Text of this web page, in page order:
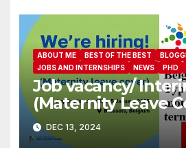
ABOUT ME BEST OF THE BEST
JOBS AND INTERNSHIPS
NEWS PHD
Job vacancy/
(Maternity Leave
Eastern
Society Forum
DEC 13, 2024